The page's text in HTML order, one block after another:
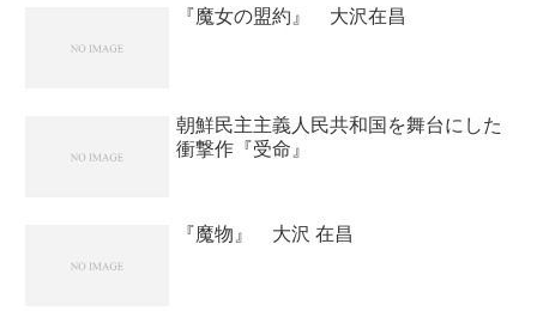
『魔女の盟約』 大沢在昌
朝鮮民主主義人民共和国を舞台にした
衝撃作『受命』
『魔物』 大沢 在昌